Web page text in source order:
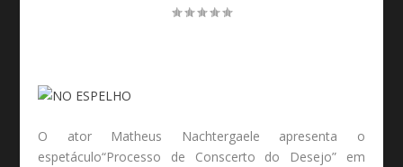
O ator Matheus Nachtergaele apresenta o
espetáculo“Processo de Conscerto do Desejo” em